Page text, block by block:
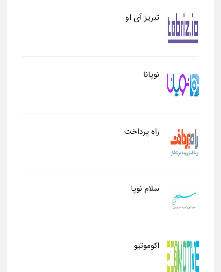
تبریز آی او
نوپانا
راه پرداخت
سلام نوپا
اکوموتیو